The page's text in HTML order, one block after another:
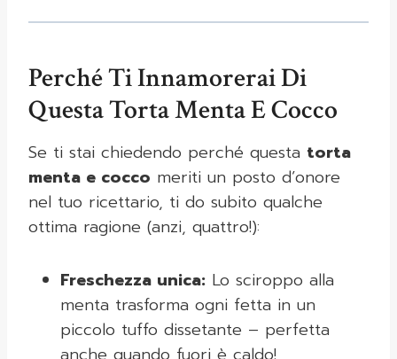
Perché Ti Innamorerai Di
Questa Torta Menta E Cocco
Se ti stai chiedendo perché questa torta
menta e cocco meriti un posto d’onore
nel tuo ricettario, ti do subito qualche
ottima ragione (anzi, quattro!):
Freschezza unica: Lo sciroppo alla
menta trasforma ogni fetta in un
piccolo tuffo dissetante – perfetta